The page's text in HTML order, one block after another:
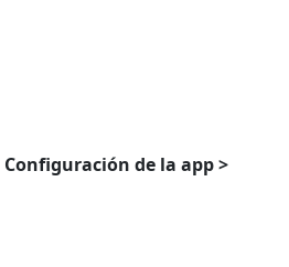
Configuración de la app >